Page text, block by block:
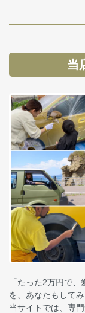
当
「たった2万円で
を、あなたもして
当サイトでは、専